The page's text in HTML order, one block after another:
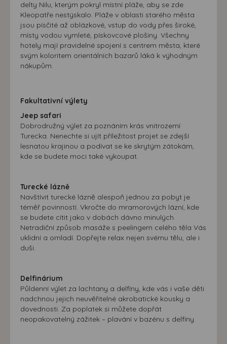
delty Nilu, kterým pokryl místní pláže, aby se zde
Kleopatře nestýskalo. Pláže v oblasti starého města
jsou písčité až oblázkové, vstup do vody přes široké,
místy vodou vymleté, pískovcové plošiny. Všechny
hotely mají pravidelné spojení s centrem města, které
svým koloritem orientálních bazarů láká k výhodným
nákupům.
Fakultativní výlety
Jeep safari
Dobrodružný výlet za poznáním krás vnitrozemí
Turecka. Nenechte si ujít příležitost projet se zdejší
lesnatou krajinou a podívat se ke skrytým zátokám,
kde se budete moci také vykoupat.
Turecké lázně
Navštívit turecké lázně alespoň jednou za pobyt je
téměř povinností. Vkročte do mramorových lázní, kde
se budete cítit jako v dobách dávno minulých.
Netradiční způsob masáže s peelingem celého těla Vás
uklidní a omladí. Dopřejte relax nejen svému tělu, ale i
duši.
Delfinárium
Půldenní výlet za lachtany a delfíny, kde vás i vaše děti
nadchnou jejich neuvěřitelné akrobatické kousky a
dovednosti. Za poplatek si můžete dopřát
neopakovatelný zážitek – plavání v bazénu s delfíny.
možná bezprostřední identifikace uživatele. Bez vyjádření
souhlasu, nedojde k zobrazování obsahu a reklam
přizpůsobených Vašim zájmům.